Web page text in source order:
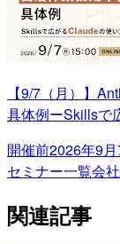
【9/7（月）】
具体例ーSkillsで
開催前2026年9
セミナー一覧会
関連記事